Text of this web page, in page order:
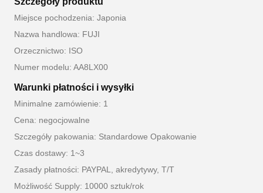
Miejsce pochodzenia: Japonia
Nazwa handlowa: FUJI
Orzecznictwo: ISO
Numer modelu: AA8LX00
Warunki płatności i wysyłki
Minimalne zamówienie: 1
Cena: negocjowalne
Szczegóły pakowania: Standardowe Opakowanie
Czas dostawy: 1~3
Zasady płatności: PAYPAL, akredytywy, T/T
Możliwość Supply: 10000 sztuk/rok